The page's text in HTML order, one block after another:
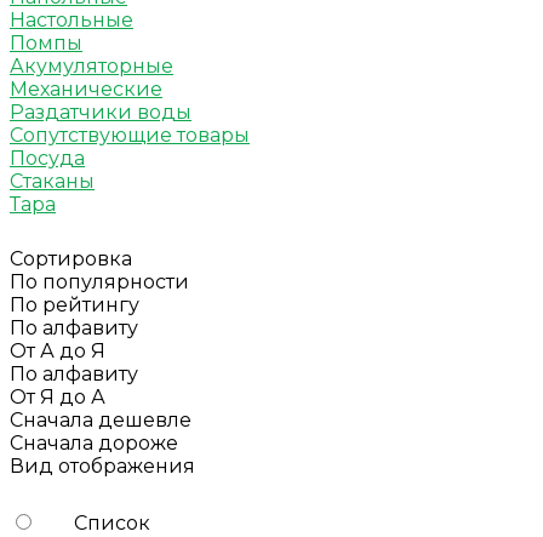
Настольные
Помпы
Акумуляторные
Механические
Раздатчики воды
Сопутствующие товары
Посуда
Стаканы
Тара
Сортировка
По популярности
По рейтингу
По алфавиту
От А до Я
По алфавиту
От Я до А
Сначала дешевле
Сначала дороже
Вид отображения
Список